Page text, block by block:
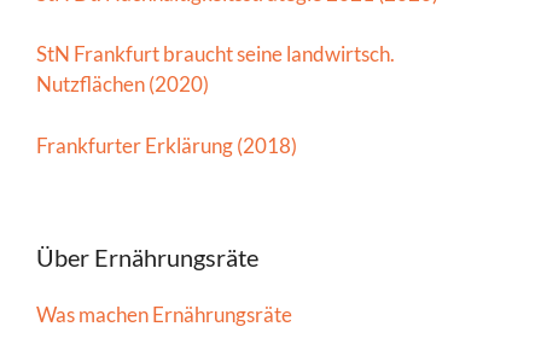
StN Frankfurt braucht seine landwirtsch.
Nutzflächen (2020)
Frankfurter Erklärung (2018)
Über Ernährungsräte
Was machen Ernährungsräte